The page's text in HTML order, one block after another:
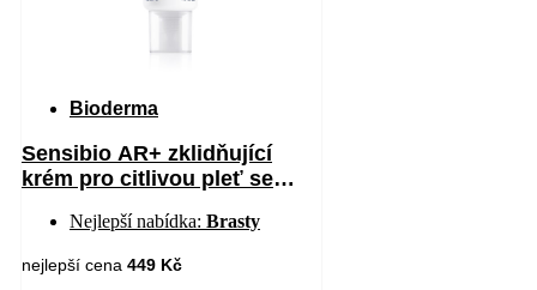
Bioderma
Sensibio AR+ zklidňující
krém pro citlivou pleť se
Nejlepší nabídka: Brasty
nejlepší cena 449 Kč